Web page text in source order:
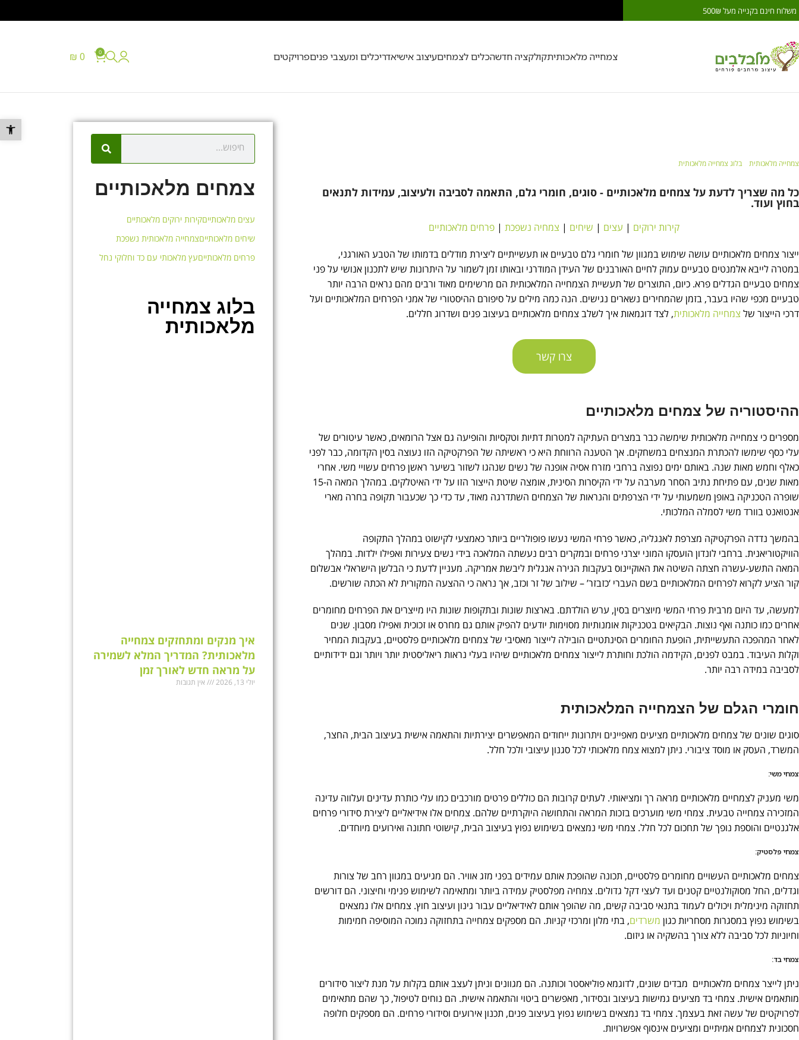
צמחייה מלאכותיתקולקציה חדשהכלים לצמחיםעיצוב אישיאדריכלים ומעצבי פניםפרויקטים 0
₪ 0
צמחייה מלאכותית בלוג צמחייה מלאכותית
כל מה שצריך לדעת על צמחים מלאכותיים - סוגים, חומרי גלם, התאמה לסביבה ולעיצוב, עמידות לתנאים
בחוץ ועוד.
קירות ירוקים | עצים | שיחים | צמחיה נשפכת |פרחים מלאכותיים
ייצור צמחים מלאכותיים עושה שימוש במגוון של חומרי גלם טבעיים או תעשייתיים ליצירת מודלים בדמותו של הטבע האורגני,
במטרה לייבא אלמנטים טבעיים עמוק לחיים האורבנים של העידן המודרני ובאותו זמן לשמור על היתרונות שיש לתכנון אנושי על פני
צמחים טבעיים הגדלים פרא. כיום, התוצרים של תעשיית הצמחייה המלאכותית הם מרשימים מאוד ורבים מהם נראים הרבה יותר
טבעיים מכפי שהיו בעבר, בזמן שהמחירים נשארים נגישים. הנה כמה מילים על סיפורם ההיסטורי של אמני הפרחים המלאכותיים ועל
דרכי הייצור של צמחייה מלאכותית, לצד דוגמאות איך לשלב צמחים מלאכותיים בעיצוב פנים ושדרוג חללים.
צרו קשר
ההיסטוריה של צמחים מלאכותיים
מספרים כי צמחייה מלאכותית שימשה כבר במצרים העתיקה למטרות דתיות וטקסיות והופיעה גם אצל הרומאים, כאשר עיטורים של
עלי כסף שימשו להכתרת המנצחים במשחקים. אך הטענה הרווחת היא כי ראשיתה של הפרקטיקה הזו נעוצה בסין הקדומה, כבר לפני
כאלף וחמש מאות שנה. באותם ימים נפוצה ברחבי מזרח אסיה אופנה של נשים שנהגו לשזור בשיער ראשן פרחים עשויי משי. אחרי
מאות שנים, עם פתיחת נתיב הסחר מערבה על ידי הקיסרות הסינית, אומצה שיטת הייצור הזו על ידי האיטלקים. במהלך המאה ה-15
שופרה הטכניקה באופן משמעותי על ידי הצרפתים והנראות של הצמחים השתדרגה מאוד, עד כדי כך שכעבור תקופה בחרה מארי
אנטואנט בוורד משי לסמלה המלכותי.
בהמשך נדדה הפרקטיקה מצרפת לאנגליה, כאשר פרחי המשי נעשו פופולריים ביותר כאמצעי לקישוט במהלך התקופה
הוויקטוריאנית. ברחבי לונדון הועסקו המוני יצרני פרחים ובמקרים רבים נעשתה המלאכה בידי נשים צעירות ואפילו ילדות. במהלך
המאה התשע-עשרה חצתה השיטה את האוקיינוס בעקבות הגירה אנגלית ליבשת אמריקה. מעניין לדעת כי הבלשן הישראלי אבשלום
קור הציע לקרוא לפרחים המלאכותיים בשם העברי ‘כזבזר’ – שילוב של זר וכזב, אך נראה כי ההצעה המקורית לא הכתה שורשים.
למעשה, עד היום מרבית פרחי המשי מיוצרים בסין, ערש הולדתם. בארצות שונות ובתקופות שונות היו מייצרים את הפרחים מחומרים
אחרים כמו כותנה ואף נוצות. הבקיאים בטכניקות אומנותיות מסוימות יודעים להפיק אותם גם מחרס או זכוכית ואפילו מסבון. שנים
לאחר המהפכה התעשייתית, הופעת החומרים הסינתטיים הובילה לייצור מאסיבי של צמחים מלאכותיים פלסטיים, בעקבות המחיר
וקלות העיבוד. במבט לפנים, הקידמה הולכת וחותרת לייצור צמחים מלאכותיים שיהיו בעלי נראות ריאליסטית יותר ויותר וגם ידידותיים
לסביבה במידה רבה יותר.
חומרי הגלם של הצמחייה המלאכותית
סוגים שונים של צמחים מלאכותיים מציעים מאפיינים ויתרונות ייחודים המאפשרים יצירתיות והתאמה אישית בעיצוב הבית, החצר,
המשרד, העסק או מוסד ציבורי. ניתן למצוא צמח מלאכותי לכל סגנון עיצובי ולכל חלל.
צמחי משי:
משי מעניק לצמחיים מלאכותיים מראה רך ומציאותי. לעתים קרובות הם כוללים פרטים מורכבים כמו עלי כותרת עדינים ועלווה עדינה
המזכירה צמחייה טבעית. צמחי משי מוערכים בזכות המראה והתחושה היוקרתיים שלהם. צמחים אלו אידיאליים ליצירת סידורי פרחים
אלגנטיים והוספת נופך של תחכום לכל חלל. צמחי משי נמצאים בשימוש נפוץ בעיצוב הבית, קישוטי חתונה ואירועים מיוחדים.
צמחי פלסטיק:
צמחים מלאכותיים העשויים מחומרים פלסטיים, תכונה שהופכת אותם עמידים בפני מזג אוויר. הם מגיעים במגוון רחב של צורות
וגדלים, החל מסוקולנטיים קטנים ועד לעצי דקל גדולים. צמחיה מפלסטיק עמידה ביותר ומתאימה לשימוש פנימי וחיצוני. הם דורשים
תחזוקה מינימלית ויכולים לעמוד בתנאי סביבה קשים, מה שהופך אותם לאידיאליים עבור גינון ועיצוב חוץ. צמחים אלו נמצאים
בשימוש נפוץ במסגרות מסחריות כגון משרדים, בתי מלון ומרכזי קניות. הם מספקים צמחייה בתחזוקה נמוכה המוסיפה חמימות
וחיוניות לכל סביבה ללא צורך בהשקיה או גיזום.
צמחי בד:
ניתן לייצר צמחים מלאכותיים מבדים שונים, לדוגמא פוליאסטר וכותנה. הם מגוונים וניתן לעצב אותם בקלות על מנת ליצור סידורים
מותאמים אישית. צמחי בד מציעים גמישות בעיצוב ובסידור, מאפשרים ביטוי והתאמה אישית. הם נוחים לטיפול, כך שהם מתאימים
לפרויקטים של עשה זאת בעצמך. צמחי בד נמצאים בשימוש נפוץ בעיצוב פנים, תכנון אירועים וסידורי פרחים. הם מספקים חלופה
חסכונית לצמחים אמיתיים ומציעים אינסוף אפשרויות.
צמחים מלאכותיים
עצים מלאכותייםקירות ירוקים מלאכותיים
שיחים מלאכותייםצמחייה מלאכותית נשפכת
פרחים מלאכותייםעץ מלאכותי עם כד וחלוקי נחל
בלוג צמחייה
מלאכותית
איך מנקים ומתחזקים צמחייה
מלאכותית? המדריך המלא לשמירה
על מראה חדש לאורך זמן
יולי 13, 2026 אין תגובות
משלוח חינם בקנייה מעל 500₪
פתח